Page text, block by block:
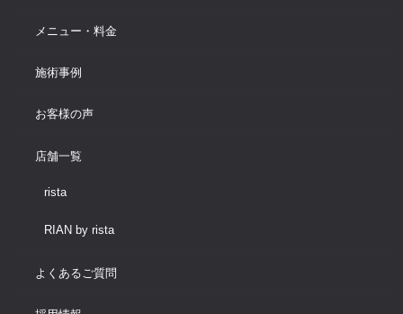
メニュー・料金
施術事例
お客様の声
店舗一覧
rista
RIAN by rista
よくあるご質問